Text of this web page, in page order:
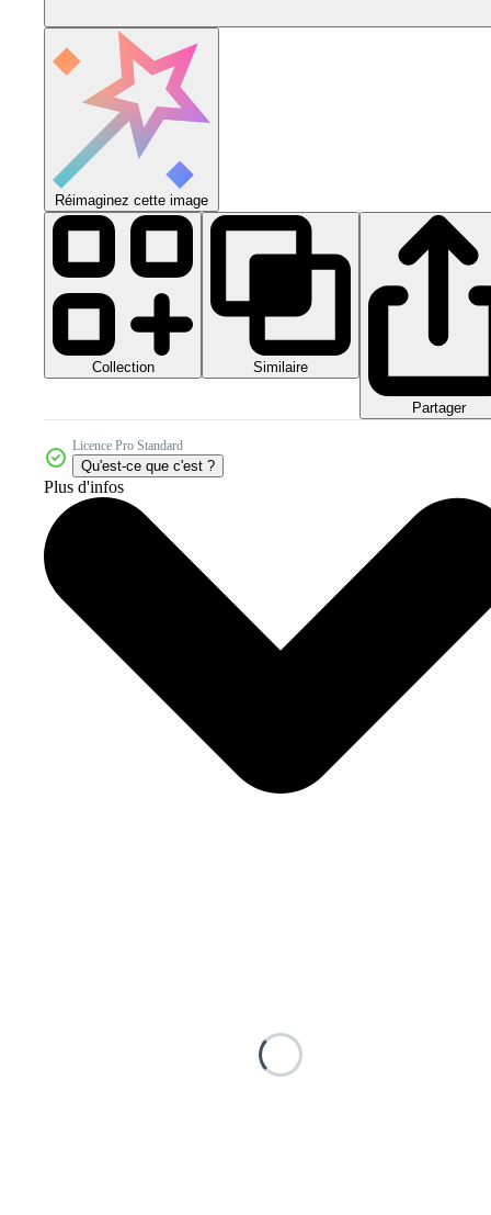
Réimaginez cette image
Collection Similaire
Partager
Licence Pro Standard
Qu'est-ce que c'est ?
Plus d'infos